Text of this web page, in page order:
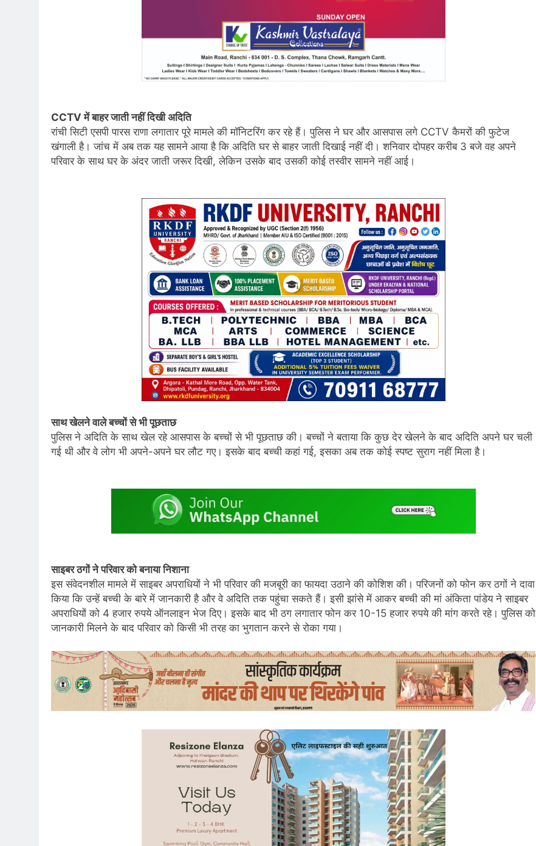
CCTV में बाहर जाती नहीं दिखी अदिति
रांची सिटी एसपी पारस राणा लगातार पूरे मामले की मॉनिटरिंग कर रहे हैं। पुलिस ने घर और आसपास लगे CCTV कैमरों की फुटेज
खंगाली है। जांच में अब तक यह सामने आया है कि अदिति घर से बाहर जाती दिखाई नहीं दी। शनिवार दोपहर करीब 3 बजे वह अपने
परिवार के साथ घर के अंदर जाती जरूर दिखी, लेकिन उसके बाद उसकी कोई तस्वीर सामने नहीं आई।
साथ खेलने वाले बच्चों से भी पूछताछ
पुलिस ने अदिति के साथ खेल रहे आसपास के बच्चों से भी पूछताछ की। बच्चों ने बताया कि कुछ देर खेलने के बाद अदिति अपने घर चली
गई थी और वे लोग भी अपने-अपने घर लौट गए। इसके बाद बच्ची कहां गई, इसका अब तक कोई स्पष्ट सुराग नहीं मिला है।
साइबर ठगों ने परिवार को बनाया निशाना
इस संवेदनशील मामले में साइबर अपराधियों ने भी परिवार की मजबूरी का फायदा उठाने की कोशिश की। परिजनों को फोन कर ठगों ने दावा
किया कि उन्हें बच्ची के बारे में जानकारी है और वे अदिति तक पहुंचा सकते हैं। इसी झांसे में आकर बच्ची की मां अंकिता पांडेय ने साइबर
अपराधियों को 4 हजार रुपये ऑनलाइन भेज दिए। इसके बाद भी ठग लगातार फोन कर 10-15 हजार रुपये की मांग करते रहे। पुलिस को
जानकारी मिलने के बाद परिवार को किसी भी तरह का भुगतान करने से रोका गया।